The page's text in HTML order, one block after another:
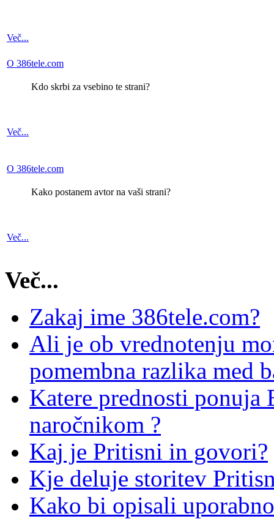
Več...
O 386tele.com
Kdo skrbi za vsebino te strani?
Več...
O 386tele.com
Kako postanem avtor na vaši strani?
Več...
Več...
Zakaj ime 386tele.com?
Ali je ob vrednotenju
pomembna razlika med
Katere prednosti ponuja
naročnikom ?
Kaj je Pritisni in govori?
Kje deluje storitev
Kako bi opisali